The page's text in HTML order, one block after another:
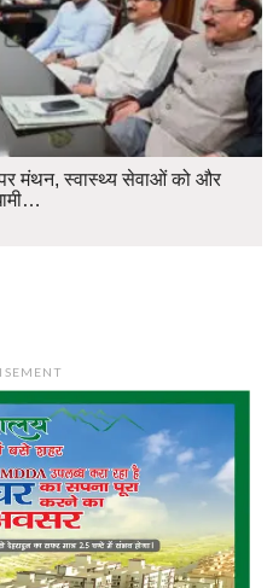
मंथन, स्वास्थ्य सेवाओं को और